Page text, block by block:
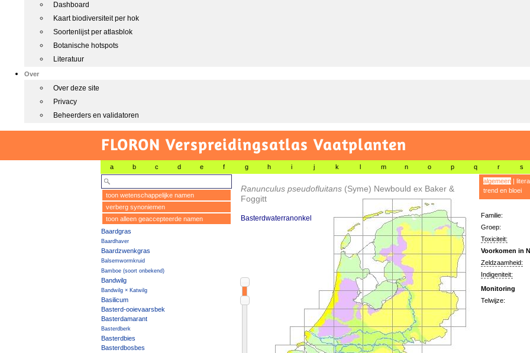
Dashboard
Kaart biodiversiteit per hok
Soortenlijst per atlasblok
Botanische hotspots
Literatuur
Over
Over deze site
Privacy
Beheerders en validatoren
FLORON Verspreidingsatlas Vaatplanten
a b c d e f g h i j k l m n o p q r s
toon wetenschappelijke namen
verberg synoniemen
toon alleen geaccepteerde namen
Baardgras
Baardhaver
Baardzwenkgras
Balsemwormkruid
Bamboe (soort onbekend)
Bandwilg
Bandwilg × Katwilg
Basilicum
Basterd-ooievaarsbek
Basterdamarant
Basterdberk
Basterdbies
Basterdbosbes
Ranunculus pseudofluitans (Syme) Newbould ex Baker &
Foggitt
Basterdwaterranonkel
algemeen|
trend en bloei
Familie:
Groep:
Toxiciteit:
Voorkomen in
Zeldzaamheid:
Indigeniteit:
Monitoring
Telwijze: